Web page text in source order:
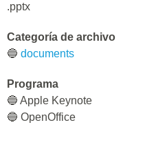
.pptx
Categoría de archivo
🔵 documents
Programa
🔵 Apple Keynote
🔵 OpenOffice